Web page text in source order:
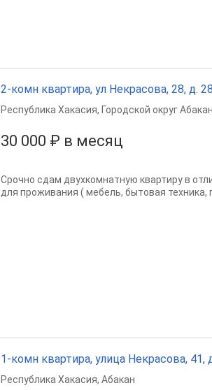
2-комн квартира, ул Некрасова, 28, д.
30 000 ₽ в месяц
Республика Хакасия, Городской округ Абакан
Срочно сдам двухкомнатную квартиру в
для проживания ( мебель, бытовая техника,
1-комн квартира, улица Некрасова, 41,
Республика Хакасия, Абакан